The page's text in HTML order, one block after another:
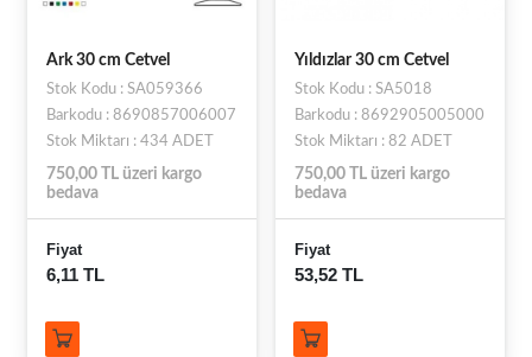
Ark 30 cm Cetvel
Stok Kodu : SA059366
Barkodu : 8690857006007
Stok Miktarı : 434 ADET
750,00 TL üzeri kargo
bedava
Fiyat
6,11 TL
Yıldızlar 30 cm Cetvel
Stok Kodu : SA5018
Barkodu : 8692905005000
Stok Miktarı : 82 ADET
750,00 TL üzeri kargo
bedava
Fiyat
53,52 TL